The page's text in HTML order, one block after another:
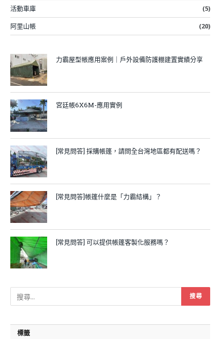
活動車庫
(5)
阿里山帳
(20)
力霸屋型帳應用案例｜戶外設備防護棚建置實績分享
宮廷帳6X6M-應用實例
[常見問答] 採購帳篷，請問全台灣地區都有配送嗎？
[常見問答]帳篷什麼是「力霸結構」？
[常見問答] 可以提供帳篷客製化服務嗎？
標籤